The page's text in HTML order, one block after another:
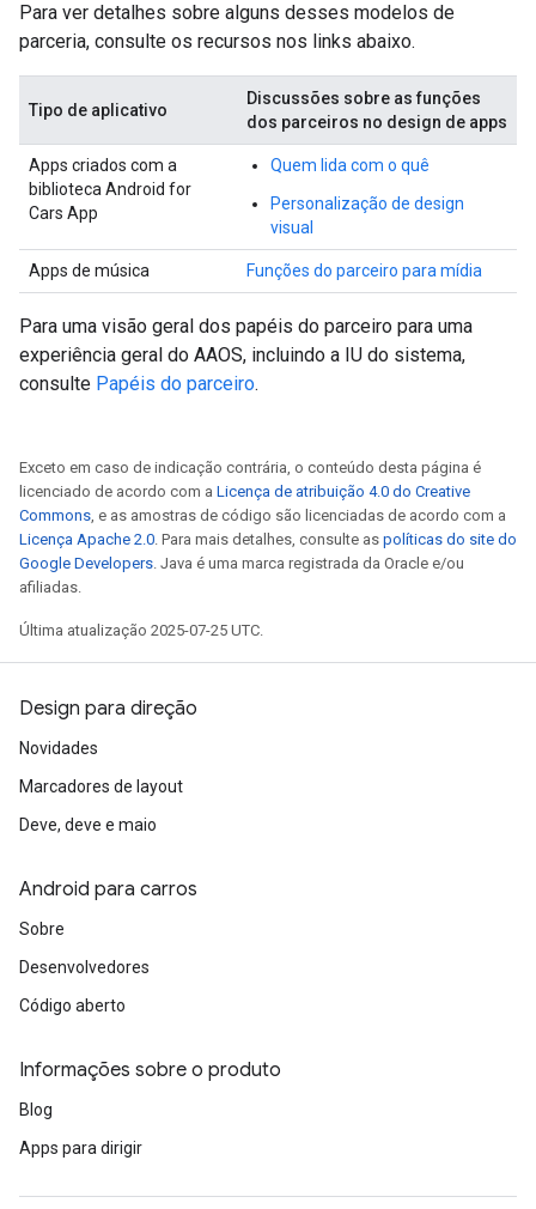
Para ver detalhes sobre alguns desses modelos de
parceria, consulte os recursos nos links abaixo.
Tipo de aplicativo
Discussões sobre as funções
dos parceiros no design de apps
Apps criados com a
biblioteca Android for
Cars App
Quem lida com o quê
Personalização de design
visual
Apps de música Funções do parceiro para mídia
Para uma visão geral dos papéis do parceiro para uma
experiência geral do AAOS, incluindo a IU do sistema,
consulte Papéis do parceiro.
Exceto em caso de indicação contrária, o conteúdo desta página é
licenciado de acordo com a Licença de atribuição 4.0 do Creative
Commons, e as amostras de código são licenciadas de acordo com a
Licença Apache 2.0. Para mais detalhes, consulte as políticas do site do
Google Developers. Java é uma marca registrada da Oracle e/ou
afiliadas.
Última atualização 2025-07-25 UTC.
Design para direção
Novidades
Marcadores de layout
Deve, deve e maio
Android para carros
Sobre
Desenvolvedores
Código aberto
Informações sobre o produto
Blog
Apps para dirigir